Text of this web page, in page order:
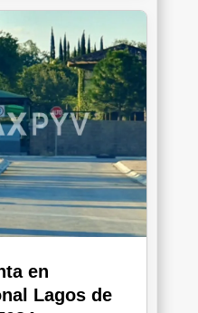
en
Lagos de